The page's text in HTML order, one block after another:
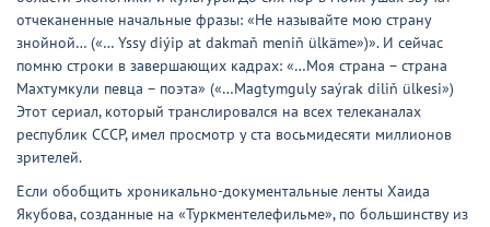
отчеканенные начальные фразы: «Не называйте мою страну
знойной… («… Yssy diýip at dakmaň meniň ülkäme»)». И сейчас
помню строки в завершающих кадрах: «…Моя страна – страна
Махтумкули певца – поэта» («…Magtymguly saýrak diliň ülkesi»)
Этот сериал, который транслировался на всех телеканалах
республик СССР, имел просмотр у ста восьмидесяти миллионов
зрителей.
Если обобщить хроникально-документальные ленты Хаида
Якубова, созданные на «Туркментелефильме», по большинству из